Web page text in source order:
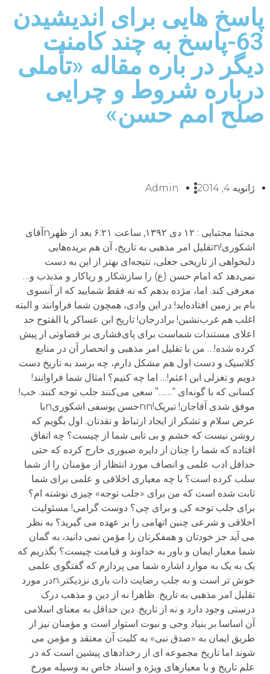
پاسخ هایی برای اندیشیدن
63-پاسخ به چند کامنت
دیگر در باره مقاله «تأملی
درباره شروط و چرایی
صلح امم حسن»
ژانویه 4, 2014 Admin
مجتبا مجتبایی : ۱۲ دی ۱۳۹۲, ساعت ۶:۲۱ بعد از ظهرnآقای
اشکوری!nتقلیل امر مذهبی به تاریخ، آن هم بریده‌هایی
دلبخواهی از تاریخی جعلی، نتیجه‌ای بهتر از این به دست
نمی‌دهد که امام حسن (ع) را سازشکار و ریاکار و مذبذب و…
معرفی کند. اما، مژده بدهم که نه فقط شمایید که از آنسوی
بام بر زمین افتاده‌اید! در این وادی، همچون شما فراوانند و البته
اغلب هم غرب‌نشین! برادرجان! تاریخ ابن عساکر یا الفتوح حد
اعلای مستندات شماست برای پای‌فشاری بر قضاوتی از پیش‌
کرده شده!… من با تقلیل امر مذهبی و انحصار آن در منابع
کلاسیک و دست اول هم مشکل دارم، چه برسد به تاریخ دست
دویم و تغزلی ابن اعثم!… اما چه کنیم؟ امثال شما فراوانند!
کسانی که با گونه‌ای “……” سعی می‌کنند جلب توجه کنند. خب!
موفق شدی آقاجان! تبریک!nnحسن یوسفی اشکوریnبا
عرض سلام و تشکر از ایجاد ارتباط و نقدتان. اول بگویم که
روشن نیست که خشم و بی تابی شما از چیست؟ چه اتفاق
افتاده که شما را چنان از دایره صبوری خارج کرده که حتی
حداقل ادب علمی و انصاف مورد انتظار از مؤمنان را از شما
سلب کرده است؟ با چه معیاری اخلاقی و علمی برای شما
ثابت شده است که من برای «جلب توجه» چیزی نوشته ام؟
برای جلب توجه کی و برای چی؟ دوست گرامی! مسئولیت
اخلاقی و شرعی چنین اتهامی را بر عهده می گیرید؟ به نظر
می آید جز خودتان و همفکرتان را مؤمن نمی دانید، به گمان
شما معیار ایمان و باور به خداوند و قیامت چیست؟ بگذریم که
یک به یک به موارد اشاره شما می پردازم که گفتگوی علمی
خوش تر است و به جلب رضایت ذات باری نزدیکتر.nدر مورد
تقلیل امر مذهبی به تاریخ. ظاهرا نه از دین و مذهب درک
درستی وجود دارد و نه از تاریخ. دین حداقل به معنای اسلامی
آن اساسا بر بنیاد وحی و نبوت استوار است و مؤمنان نیز از
طریق ایمان به «صدق نبی» به کلیت آن معتقد و مؤمن می
شوند اما تاریخ مجموعه ای از رخدادهای پیشین است که در
علم تاریخ و با معیارهای ویژه و اسناد خاص به وسیله مورخ